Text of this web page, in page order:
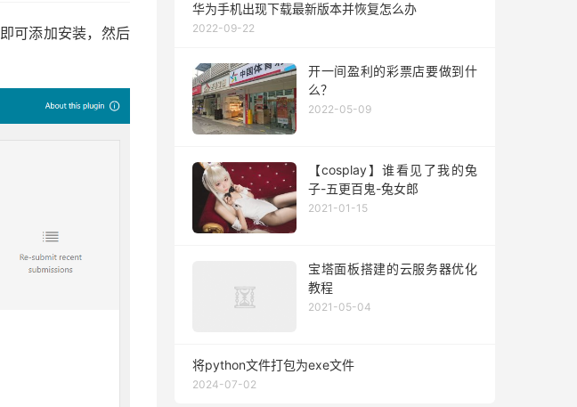
即可添加安装，然后
华为手机出现下载最新版本并恢复怎么办
2022-09-22
开一间盈利的彩票店要做到什
么？
2022-05-09
【cosplay】谁看见了我的兔
子-五更百鬼-兔女郎
2021-01-15
宝塔面板搭建的云服务器优化
教程
2021-05-04
将python文件打包为exe文件
2024-07-02